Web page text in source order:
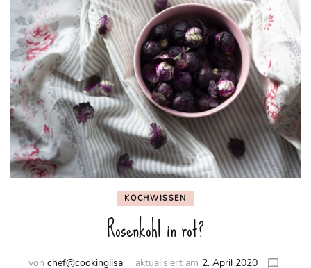
KOCHWISSEN
Rosenkohl in rot?
von chef@cookinglisa aktualisiert am 2. April 2020